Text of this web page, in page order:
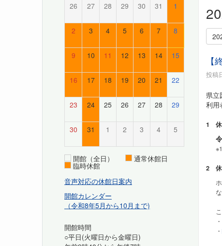
【
投稿
県立
利用
1 休
2
・
・
26 27 28 29 30 31 1
2 3 4 5 6 7 8
9 10 11 12 13 14 15
16 17 18 19 20 21 22
23 24 25 26 27 28 29
30 31 1 2 3 4 5
開館（全日） 通常休館日
臨時休館
音声対応の休館日案内
開館カレンダー
（令和8年5月から10月まで)
開館時間
○平日(火曜日から金曜日)